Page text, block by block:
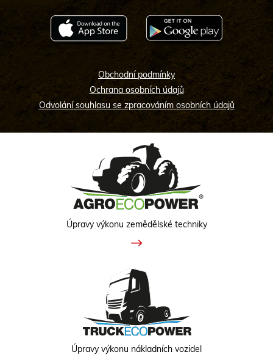
Obchodní podmínky
Ochrana osobních údajů
Odvolání souhlasu se zpracováním osobních údajů
Úpravy výkonu zemědělské techniky
Úpravy výkonu nákladních vozidel